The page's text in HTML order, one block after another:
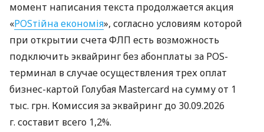
момент написания текста продолжается акция
«POSтійна економія», согласно условиям которой
при открытии счета ФЛП есть возможность
подключить эквайринг без абонплаты за POS-
терминал в случае осуществления трех оплат
бизнес-картой Голубая Mastercard на сумму от 1
тыс. грн. Комиссия за эквайринг до 30.09.2026
г. составит всего 1,2%.